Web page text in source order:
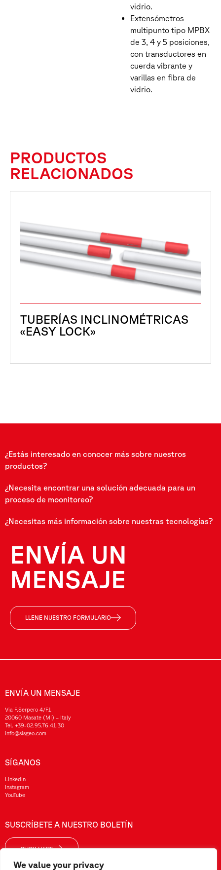
We value your privacy
vidrio.
Extensómetros
multipunto tipo MPBX
de 3, 4 y 5 posiciones,
con transductores en
cuerda vibrante y
varillas en fibra de
vidrio.
PRODUCTOS
RELACIONADOS
TUBERÍAS INCLINOMÉTRICAS
«EASY LOCK»
¿Estás interesado en conocer más sobre nuestros
productos?
¿Necesita encontrar una solución adecuada para un
proceso de moonitoreo?
¿Necesitas más información sobre nuestras tecnologías?
ENVÍA UN
MENSAJE
LLENE NUESTRO FORMULARIO
ENVÍA UN MENSAJE
Via F.Serpero 4/F1
20060 Masate (MI) – Italy
Tel. +39-02.95.76.41.30
info@sisgeo.com
SÍGANOS
LinkedIn
Instagram
YouTube
SUSCRÍBETE A NUESTRO BOLETÍN
CLICK HERE